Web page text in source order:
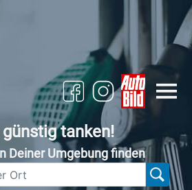
tanken!
Deiner Umgebung finden